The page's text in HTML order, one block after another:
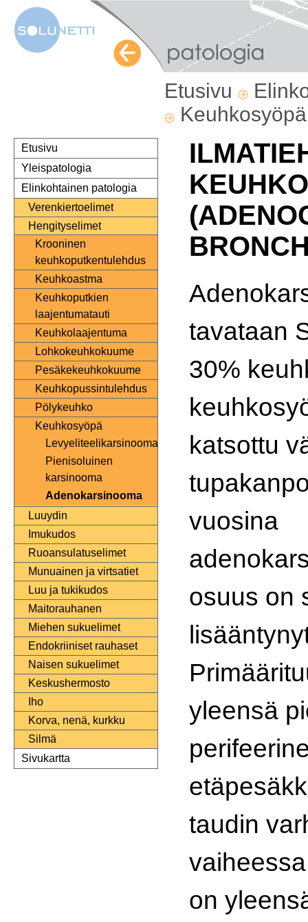
Etusivu
Etusivu
Yleispatologia
Elinkohtainen patologia
Verenkiertoelimet
Hengityselimet
Krooninen
keuhkoputkentulehdus
Keuhkoastma
Keuhkoputkien
laajentumatauti
Keuhkolaajentuma
Lohkokeuhkokuume
Pesäkekeuhkokuume
Keuhkopussintulehdus
Pölykeuhko
Keuhkosyöpä
Levyeliteelikarsinooma
Pienisoluinen
karsinooma
Adenokarsinooma
Luuydin
Imukudos
Ruoansulatuselimet
Munuainen ja virtsatiet
Luu ja tukikudos
Maitorauhanen
Miehen sukuelimet
Endokriiniset rauhaset
Naisen sukuelimet
Keskushermosto
Iho
Korva, nenä, kurkku
Silmä
Sivukartta
tavataan
30%
katsottu
vuosina
osuus on
yleensä
taudin
on